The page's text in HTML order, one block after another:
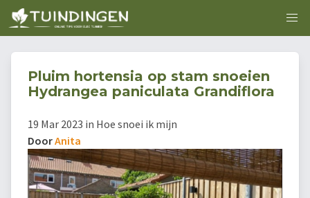
Pluim hortensia op stam snoeien
Hydrangea paniculata Grandiflora
19 Mar 2023 in Hoe snoei ik mijn
DoorAnita